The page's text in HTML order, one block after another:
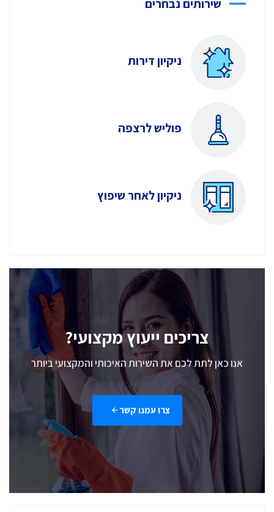
שירותים נבחרים
ניקיון דירות
פוליש לרצפה
ניקיון לאחר שיפוץ
צריכים ייעוץ מקצועי?
אנו כאן לתת לכם את השירות האיכותי והמקצועי ביותר
צרו עמנו קשר